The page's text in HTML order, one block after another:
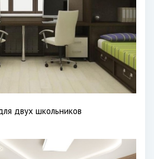
двух школьников